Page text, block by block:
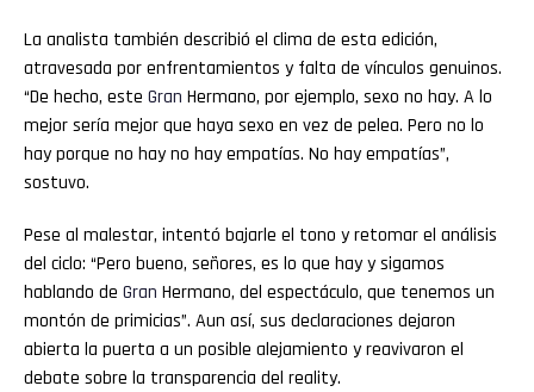
La analista también describió el clima de esta edición,
atravesada por enfrentamientos y falta de vínculos genuinos.
“De hecho, este Gran Hermano, por ejemplo, sexo no hay. A lo
mejor sería mejor que haya sexo en vez de pelea. Pero no lo
hay porque no hay no hay empatías. No hay empatías”,
sostuvo.
Pese al malestar, intentó bajarle el tono y retomar el análisis
del ciclo: “Pero bueno, señores, es lo que hay y sigamos
hablando de Gran Hermano, del espectáculo, que tenemos un
montón de primicias”. Aun así, sus declaraciones dejaron
abierta la puerta a un posible alejamiento y reavivaron el
debate sobre la transparencia del reality.